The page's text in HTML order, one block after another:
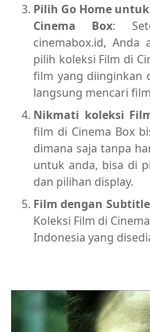
Pilih Go Home
Cinema Box:
cinemabox.id,
pilih koleksi Film di
film yang diinginkan
langsung mencari
Nikmati koleksi
film di Cinema Box
dimana saja tanpa
untuk anda, bisa di
dan pilihan display.
Film dengan
Koleksi Film di
Indonesia yang